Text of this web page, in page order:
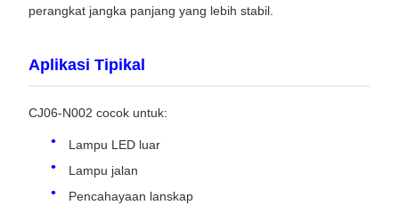
perangkat jangka panjang yang lebih stabil.
Aplikasi Tipikal
CJ06-N002 cocok untuk:
Lampu LED luar
Lampu jalan
Pencahayaan lanskap